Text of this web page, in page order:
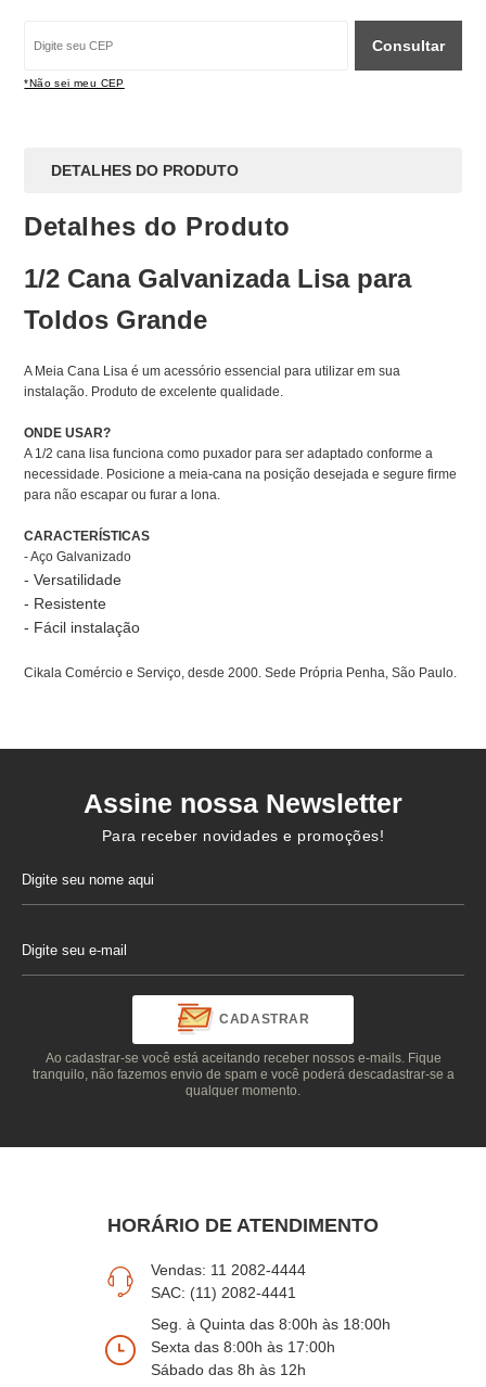
Consultar
*Não sei meu CEP
DETALHES DO PRODUTO
Detalhes do Produto
1/2 Cana Galvanizada Lisa para
Toldos Grande
A Meia Cana Lisa é um acessório essencial para utilizar em sua
instalação. Produto de excelente qualidade.
ONDE USAR?
A 1/2 cana lisa funciona como puxador para ser adaptado conforme a
necessidade. Posicione a meia-cana na posição desejada e segure firme
para não escapar ou furar a lona.
CARACTERÍSTICAS
- Aço Galvanizado
- Versatilidade
- Resistente
- Fácil instalação
Cikala Comércio e Serviço, desde 2000. Sede Própria Penha, São Paulo.
Assine nossa Newsletter
Para receber novidades e promoções!
CADASTRAR
Ao cadastrar-se você está aceitando receber nossos e-mails. Fique
tranquilo, não fazemos envio de spam e você poderá descadastrar-se a
qualquer momento.
HORÁRIO DE ATENDIMENTO
Vendas: 11 2082-4444
SAC: (11) 2082-4441
Seg. à Quinta das 8:00h às 18:00h
Sexta das 8:00h às 17:00h
Sábado das 8h às 12h